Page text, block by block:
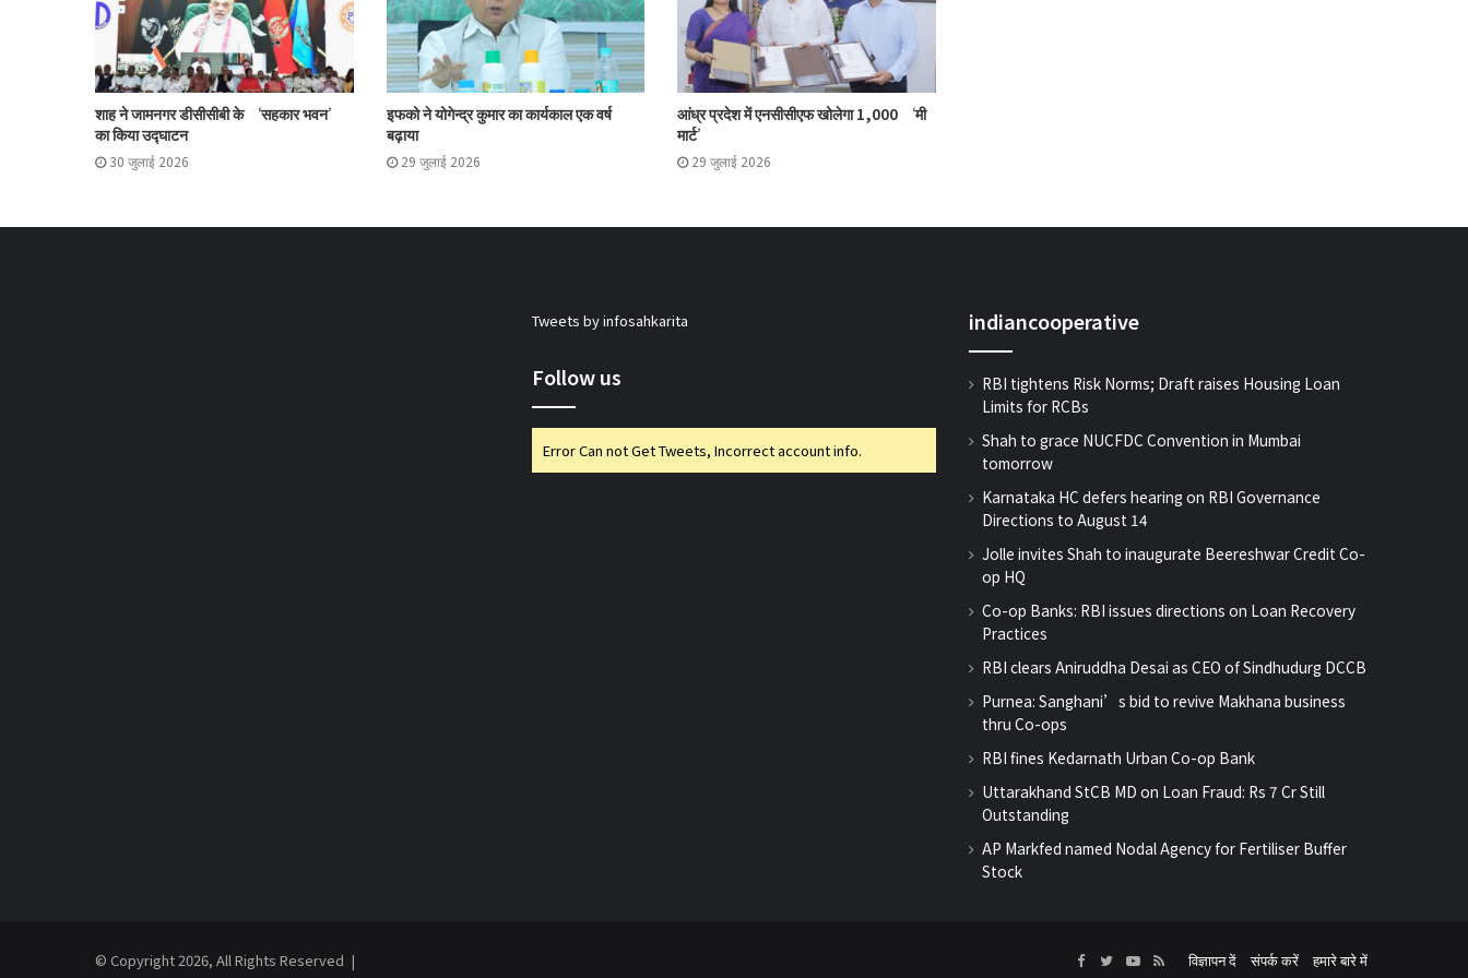
का लाभ: राज्य मंत्री
मोहोल और गुर्जर ने की प्रमुख सहकारी योजनाओं की
गुजकॉमासोल पीनट बटर उत्पादन के क्षेत्र में करेगा
शाह ने जामनगर डीसीसीबी के ‘सहकार भवन’
का किया उद्घाटन
30 जुलाई 2026
इफको ने योगेन्द्र कुमार का कार्यकाल एक वर्ष
बढ़ाया
29 जुलाई 2026
आंध्र प्रदेश में एनसीसीएफ खोलेगा 1,000 ‘मी
मार्ट’
29 जुलाई 2026
Tweets by infosahkarita
Follow us
Error Can not Get Tweets, Incorrect account info.
indiancooperative
RBI tightens Risk Norms; Draft raises Housing Loan
Limits for RCBs
Shah to grace NUCFDC Convention in Mumbai
tomorrow
Karnataka HC defers hearing on RBI Governance
Directions to August 14
Jolle invites Shah to inaugurate Beereshwar Credit Co-
op HQ
Co-op Banks: RBI issues directions on Loan Recovery
Practices
RBI clears Aniruddha Desai as CEO of Sindhudurg DCCB
Purnea: Sanghani’s bid to revive Makhana business
thru Co-ops
RBI fines Kedarnath Urban Co-op Bank
Uttarakhand StCB MD on Loan Fraud: Rs 7 Cr Still
Outstanding
AP Markfed named Nodal Agency for Fertiliser Buffer
Stock
© Copyright 2026, All Rights Reserved | विज्ञापन दें संपर्क करें हमारे बारे में
Facebook
TwitterYouTube
RSS